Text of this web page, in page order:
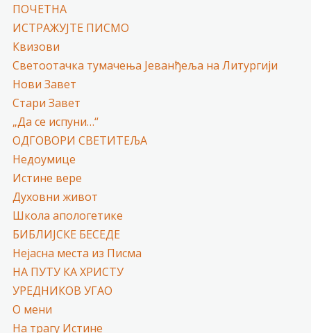
ПОЧЕТНА
ИСТРАЖУЈТЕ ПИСМО
Квизови
Светоотачка тумачења Јеванђеља на Литургији
Нови Завет
Стари Завет
„Да се испуни…“
ОДГОВОРИ СВЕТИТЕЉА
Недоумице
Истине вере
Духовни живот
Школа апологетике
БИБЛИЈСКЕ БЕСЕДЕ
Нејасна места из Писма
НА ПУТУ КА ХРИСТУ
УРЕДНИКОВ УГАО
О мени
На трагу Истине